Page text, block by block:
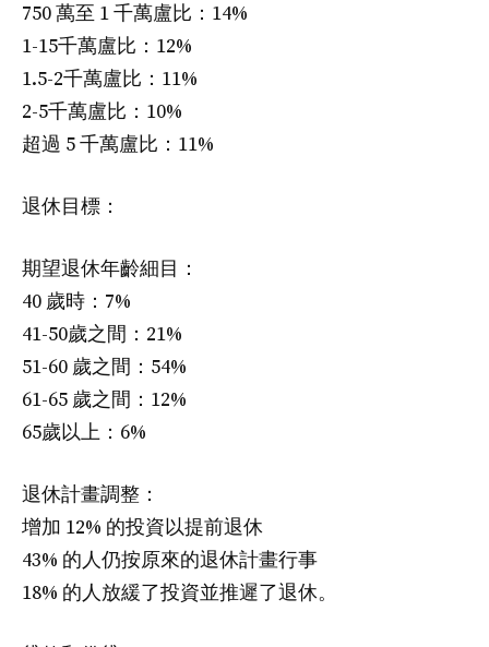
750 萬至 1 千萬盧比：14%
1-15千萬盧比：12%
1.5-2千萬盧比：11%
2-5千萬盧比：10%
超過 5 千萬盧比：11%
退休目標：
期望退休年齡細目：
40 歲時：7%
41-50歲之間：21%
51-60 歲之間：54%
61-65 歲之間：12%
65歲以上：6%
退休計畫調整：
增加 12% 的投資以提前退休
43% 的人仍按原來的退休計畫行事
18% 的人放緩了投資並推遲了退休。